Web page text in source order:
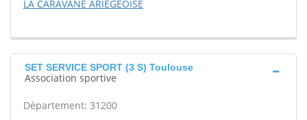
LA CARAVANE ARIEGEOISE
SET SERVICE SPORT (3 S) Toulouse
Association sportive
Département: 31200